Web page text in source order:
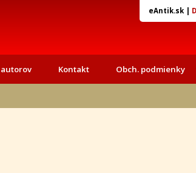
eAntik.sk|
Kontakt Obch. podmienky